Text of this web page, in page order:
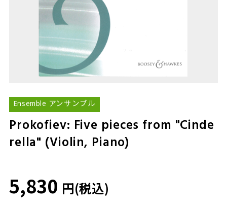
Ensemble アンサンブル
Prokofiev: Five pieces from "Cinde
rella" (Violin, Piano)
5,830 円(税込)